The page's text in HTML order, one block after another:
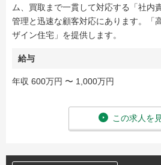
ム、買取まで一貫して対応する「社内
管理と迅速な顧客対応にあります。「
ザイン住宅」を提供します。
給与
年収 600万円 〜 1,000万円
この求人を